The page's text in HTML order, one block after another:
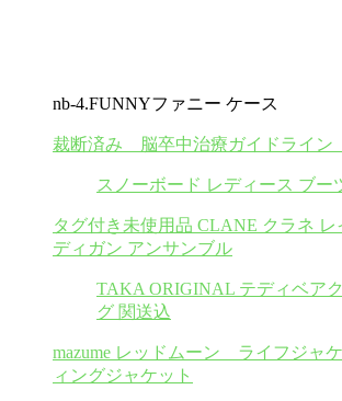
nb-4.FUNNYファニー ケース
裁断済み 脳卒中治療ガイドライン
スノーボード レディース ブー
タグ付き未使用品 CLANE クラネ
ディガン アンサンブル
TAKA ORIGINAL テディベア
グ 関送込
mazume レッドムーン ライフジャ
ィングジャケット